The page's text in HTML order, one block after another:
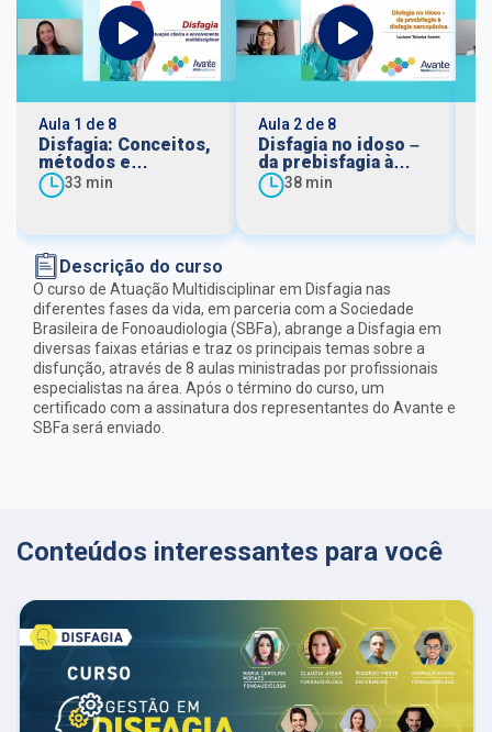
Aula 1 de 8
Disfagia: Conceitos,
métodos e
envolvimento
multidisciplinar
33 min
Aula 2 de 8
Disfagia no idoso –
da prebisfagia à
disfagia sarcopênica
38 min
Descrição do curso
O curso de Atuação Multidisciplinar em Disfagia nas
diferentes fases da vida, em parceria com a Sociedade
Brasileira de Fonoaudiologia (SBFa), abrange a Disfagia em
diversas faixas etárias e traz os principais temas sobre a
disfunção, através de 8 aulas ministradas por profissionais
especialistas na área. Após o término do curso, um
certificado com a assinatura dos representantes do Avante e
SBFa será enviado.
Conteúdos interessantes para você